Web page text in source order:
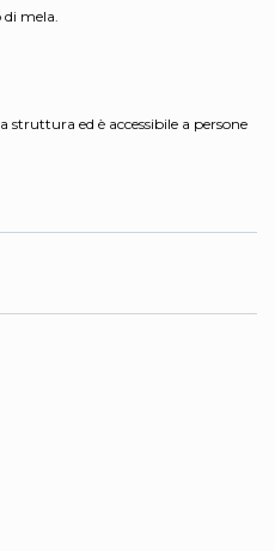
mela.
struttura ed è accessibile a persone